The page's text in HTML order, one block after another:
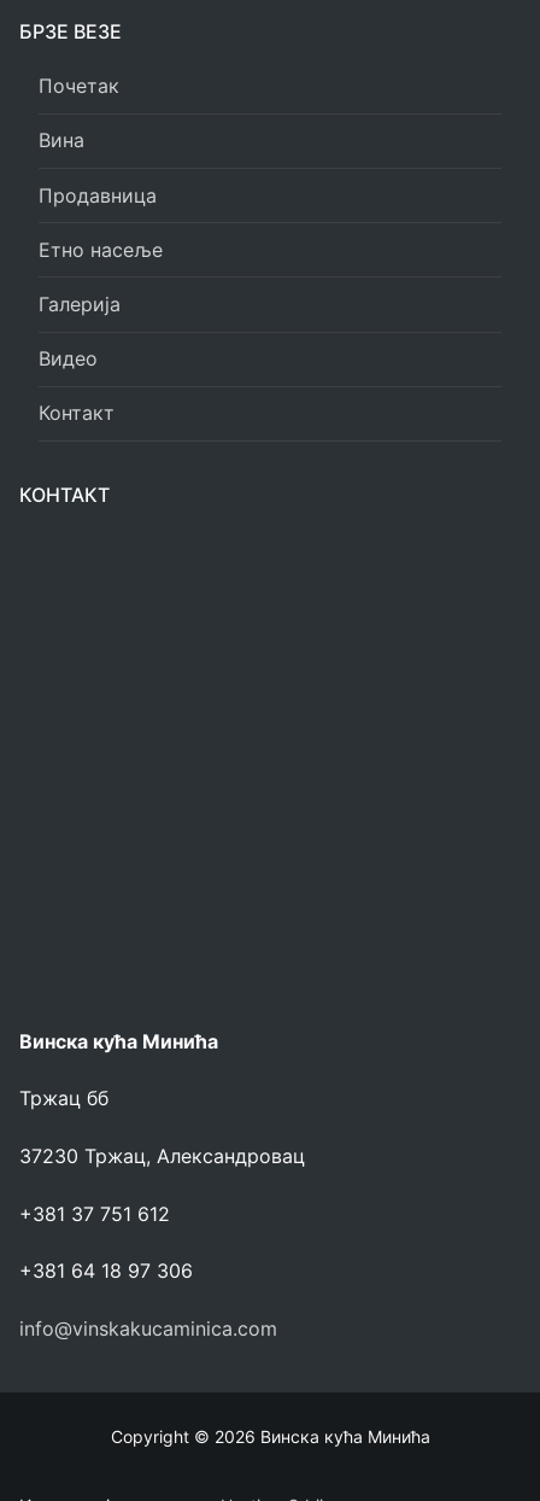
БРЗЕ ВЕЗЕ
Почетак
Вина
Продавница
Етно насеље
Галерија
Видео
Контакт
КОНТАКТ
Винска кућа Минића
Тржац бб
37230 Тржац, Александровац
+381 37 751 612
+381 64 18 97 306
info@vinskakucaminica.com
Copyright © 2026 Винска кућа Минића